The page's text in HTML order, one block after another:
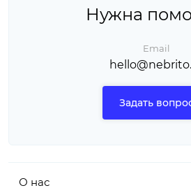
О нас
Нужна
Email
Задать